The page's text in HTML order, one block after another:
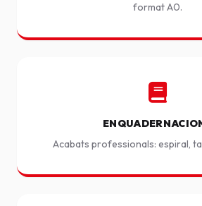
format A0.
Acabats professionals: espiral,